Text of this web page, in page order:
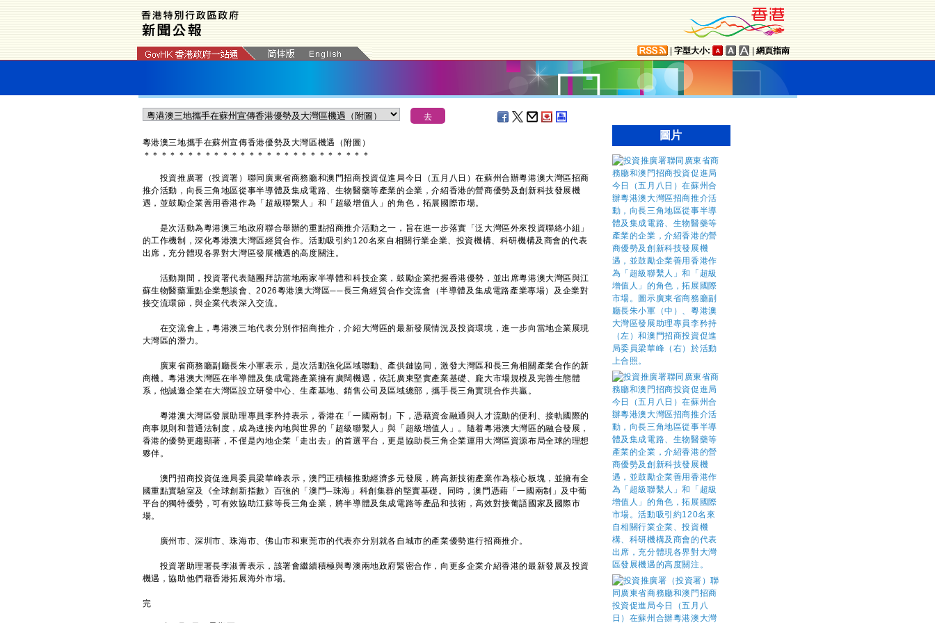
字型大小: 網頁指南
粵港澳三地攜手在蘇州宣傳香港優勢及大灣區機遇（附圖）
＊ ＊ ＊ ＊ ＊ ＊ ＊ ＊ ＊ ＊ ＊ ＊ ＊ ＊ ＊ ＊ ＊ ＊ ＊ ＊ ＊ ＊ ＊ ＊ ＊ ＊
投資推廣署（投資署）聯同廣東省商務廳和澳門招商投資促進局今日（五月八日）在蘇州合辦粵港澳大灣區招商
推介活動，向長三角地區從事半導體及集成電路、生物醫藥等產業的企業，介紹香港的營商優勢及創新科技發展機
遇，並鼓勵企業善用香港作為「超級聯繫人」和「超級增值人」的角色，拓展國際市場。
是次活動為粵港澳三地政府聯合舉辦的重點招商推介活動之一，旨在進一步落實「泛大灣區外來投資聯絡小組」
的工作機制，深化粵港澳大灣區經貿合作。活動吸引約120名來自相關行業企業、投資機構、科研機構及商會的代表
出席，充分體現各界對大灣區發展機遇的高度關注。
活動期間，投資署代表隨團拜訪當地兩家半導體和科技企業，鼓勵企業把握香港優勢，並出席粵港澳大灣區與江
蘇生物醫藥重點企業懇談會、2026粵港澳大灣區──長三角經貿合作交流會（半導體及集成電路產業專場）及企業對
接交流環節，與企業代表深入交流。
在交流會上，粵港澳三地代表分別作招商推介，介紹大灣區的最新發展情況及投資環境，進一步向當地企業展現
大灣區的潛力。
廣東省商務廳副廳長朱小軍表示，是次活動強化區域聯動、產供鏈協同，激發大灣區和長三角相關產業合作的新
商機。粵港澳大灣區在半導體及集成電路產業擁有廣闊機遇，依託廣東堅實產業基礎、龐大市場規模及完善生態體
系，他誠邀企業在大灣區設立研發中心、生產基地、銷售公司及區域總部，攜手長三角實現合作共贏。
粵港澳大灣區發展助理專員李矜持表示，香港在「一國兩制」下，憑藉資金融通與人才流動的便利、接軌國際的
商事規則和普通法制度，成為連接內地與世界的「超級聯繫人」與「超級增值人」。隨着粵港澳大灣區的融合發展，
香港的優勢更趨顯著，不僅是內地企業「走出去」的首選平台，更是協助長三角企業運用大灣區資源布局全球的理想
夥伴。
澳門招商投資促進局委員梁華峰表示，澳門正積極推動經濟多元發展，將高新技術產業作為核心板塊，並擁有全
國重點實驗室及《全球創新指數》百強的「澳門─珠海」科創集群的堅實基礎。同時，澳門憑藉「一國兩制」及中葡
平台的獨特優勢，可有效協助江蘇等長三角企業，將半導體及集成電路等產品和技術，高效對接葡語國家及國際市
場。
廣州市、深圳市、珠海市、佛山市和東莞市的代表亦分別就各自城市的產業優勢進行招商推介。
投資署助理署長李淑菁表示，該署會繼續積極與粵澳兩地政府緊密合作，向更多企業介紹香港的最新發展及投資
機遇，協助他們藉香港拓展海外市場。
完
圖片